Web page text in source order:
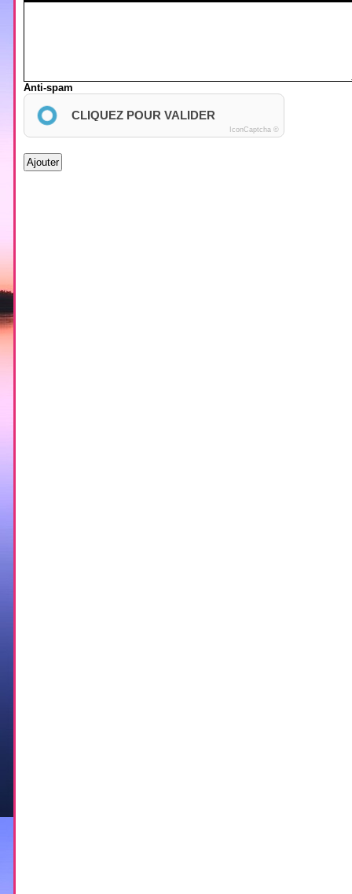
Anti-spam
CLIQUEZ POUR VALIDER
IconCaptcha ©